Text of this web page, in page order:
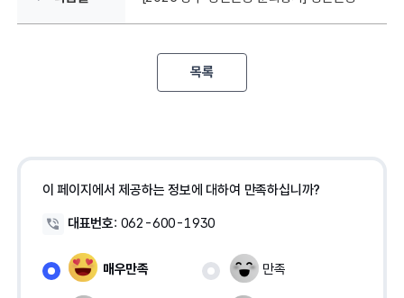
목록
이 페이지에서 제공하는 정보에 대하여 만족하십니까?
대표번호: 062-600-1930
매우만족 만족